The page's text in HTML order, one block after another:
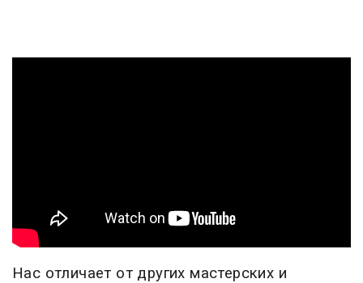
Нас отличает от других мастерских и